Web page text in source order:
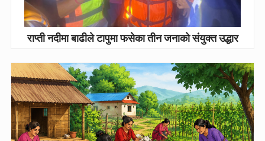
राप्ती नदीमा बाढीले टापुमा फसेका तीन जनाको संयुक्त उद्धार